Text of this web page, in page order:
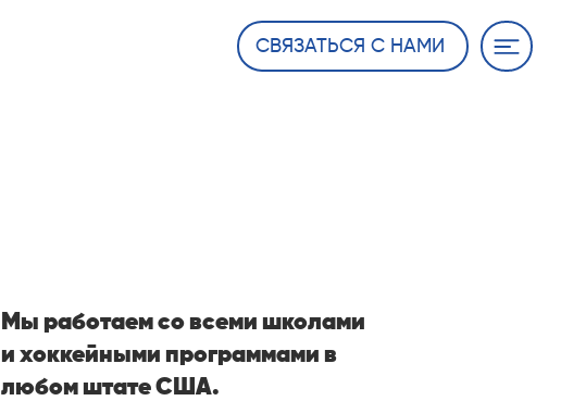
СВЯЗАТЬСЯ С НАМИ
Мы работаем со всеми школами
и хоккейными программами в
любом штате США.